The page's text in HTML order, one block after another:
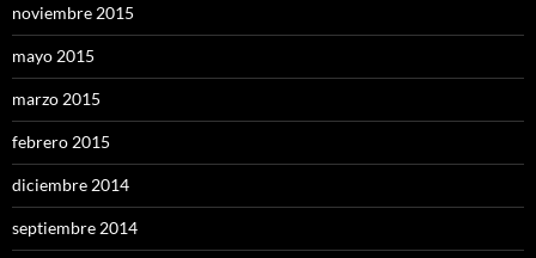
noviembre 2015
mayo 2015
marzo 2015
febrero 2015
diciembre 2014
septiembre 2014